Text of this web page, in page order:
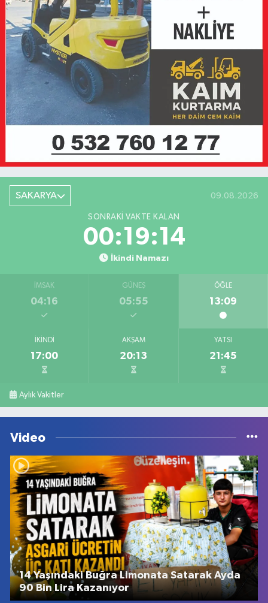
SAKARYA 09.08.2026
SONRAKI VAKTE KALAN
00:19:14
İkindi Namazı
İMSAK
04:16
GÜNEŞ
05:55
ÖĞLE
13:09
İKINDI
17:00
AKŞAM
20:13
YATSI
21:45
Aylık Vakitler
Video
14 Yaşındaki Buğra Limonata Satarak Ayda
90 Bin Lira Kazanıyor